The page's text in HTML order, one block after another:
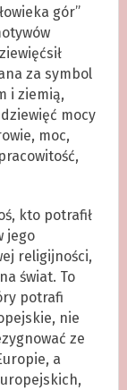
gór”
za symbol
i ziemią,
mocy
moc,
kto potrafił
jego
religijności,
świat. To
potrafi
nie
ze
a